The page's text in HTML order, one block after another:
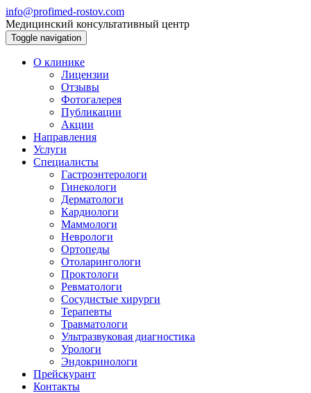
info@profimed-rostov.com
Медицинский консультативный центр
Toggle navigation
О клинике
Лицензии
Отзывы
Фотогалерея
Публикации
Акции
Направления
Услуги
Специалисты
Гастроэнтерологи
Гинекологи
Дерматологи
Кардиологи
Маммологи
Неврологи
Ортопеды
Отоларингологи
Проктологи
Ревматологи
Сосудистые хирурги
Терапевты
Травматологи
Ультразвуковая диагностика
Урологи
Эндокринологи
Прейскурант
Контакты